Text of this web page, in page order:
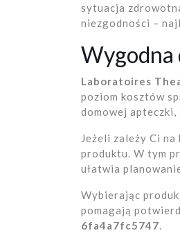
sytuacja
niezgodności –
Wygodna
Laboratoires
poziom kosztów
domowej
Jeżeli zależy Ci
produktu. W tym
ułatwia
Wybierając
pomagają
6fa4a7fc5747.